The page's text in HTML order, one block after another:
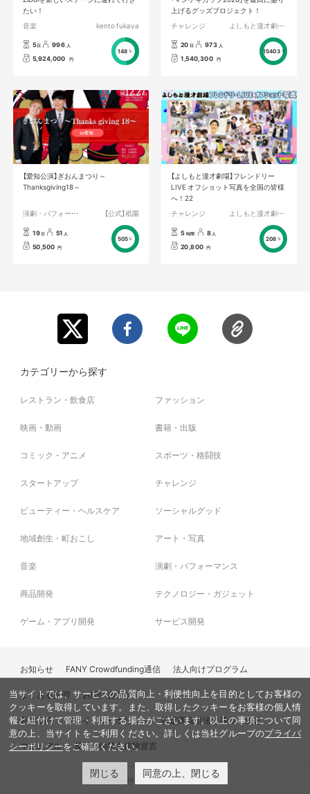
たい！
音楽
kento fukaya
5日 996 人
5,924,000 円
148 %
上げるグッズプロジェクト！
チャレンジ
よしもと漫才劇場／森ノ宮よしもと漫才劇場
20 日 973 人
1,540,300 円
15403 %
【愛知公演】ぎおんまつり～
Thanksgiving18～
演劇・パフォーマンス 【公式】祇園
19 日 51 人
50,500 円
505%
【よしもと漫才劇場】フレンドリー
LIVE オフショット写真を全国の皆様
へ！22
チャレンジ
よしもと漫才劇場／森ノ宮よしもと漫才劇場
5 時間 8 人
20,800 円
208 %
カテゴリーから探す
レストラン・飲食店 ファッション
映画・動画 書籍・出版
コミック・アニメ スポーツ・格闘技
スタートアップ チャレンジ
ビューティー・ヘルスケア ソーシャルグッド
地域創生・町おこし アート・写真
音楽 演劇・パフォーマンス
商品開発 テクノロジー・ガジェット
ゲーム・アプリ開発 サービス開発
お知らせ FANY Crowdfunding通信 法人向けプログラム
よくある質問 お問い合わせ
利用規約 プライバシーポリシー 特定商取引法に基づく表記
マニュアル 反社会的勢力排除宣言
© FANY, All Rights Reserved.
当サイトでは、サービスの品質向上・利便性向上を目的としてお客様の
クッキーを取得しています。また、取得したクッキーをお客様の個人情
報と紐付けて管理・利用する場合がございます。以上の事項について同
意の上、当サイトをご利用ください。詳しくは当社グループのプライバ
シーポリシーをご確認ください。
閉じる 同意の上、閉じる